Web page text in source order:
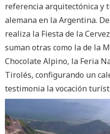
referencia arquitectónica y
alemana en la Argentina.
realiza la Fiesta de la
suman otras como la de la
Chocolate Alpino, la Feria
Tirolés, configurando un
testimonia la vocación